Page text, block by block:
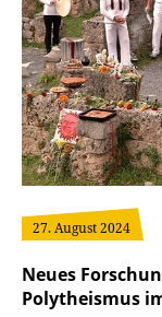
27. August 2024
Neues
Polytheismus